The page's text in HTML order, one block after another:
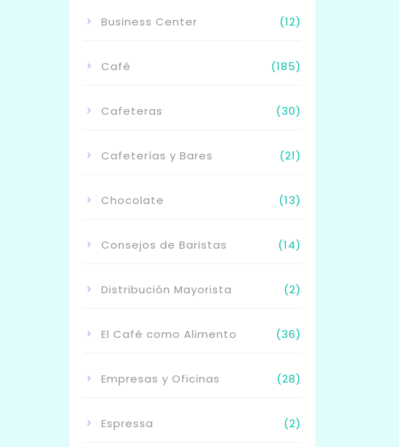
Business Center (12)
Café (185)
Cafeteras (30)
Cafeterías y Bares (21)
Chocolate (13)
Consejos de Baristas (14)
Distribución Mayorista (2)
El Café como Alimento (36)
Empresas y Oficinas (28)
Espressa (2)